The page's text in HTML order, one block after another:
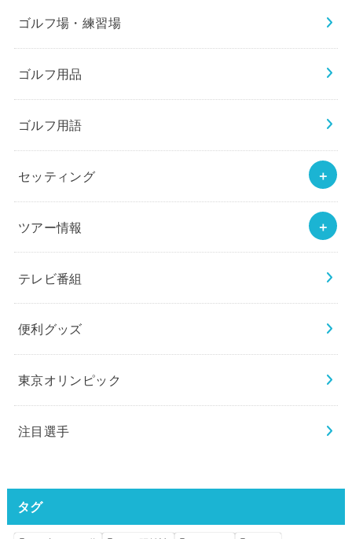
ゴルフ場・練習場
ゴルフ用品
ゴルフ用語
セッティング
ツアー情報
テレビ番組
便利グッズ
東京オリンピック
注目選手
タグ